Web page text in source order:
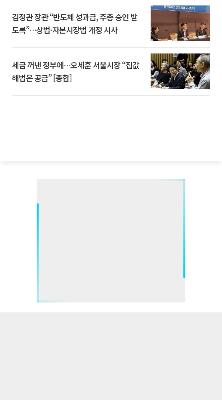
김정관 장관 “반도체 성과급, 주총 승인 받
도록”…상법·자본시장법 개정 시사
세금 꺼낸 정부에…오세훈 서울시장 “집값
해법은 공급” [종합]